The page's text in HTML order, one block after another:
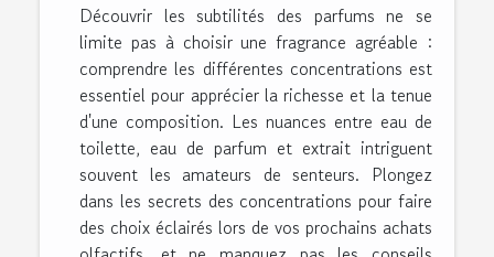
Découvrir les subtilités des parfums ne se
limite pas à choisir une fragrance agréable :
comprendre les différentes concentrations est
essentiel pour apprécier la richesse et la tenue
d'une composition. Les nuances entre eau de
toilette, eau de parfum et extrait intriguent
souvent les amateurs de senteurs. Plongez
dans les secrets des concentrations pour faire
des choix éclairés lors de vos prochains achats